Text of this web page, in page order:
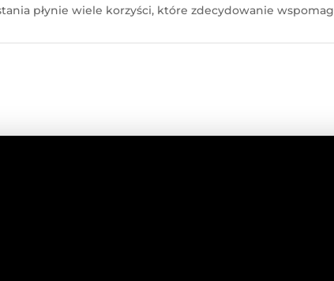
płynie wiele korzyści, które zdecydowanie